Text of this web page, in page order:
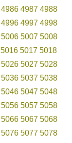
4986 4987 4988
4996 4997 4998
5006 5007 5008
5016 5017 5018
5026 5027 5028
5036 5037 5038
5046 5047 5048
5056 5057 5058
5066 5067 5068
5076 5077 5078